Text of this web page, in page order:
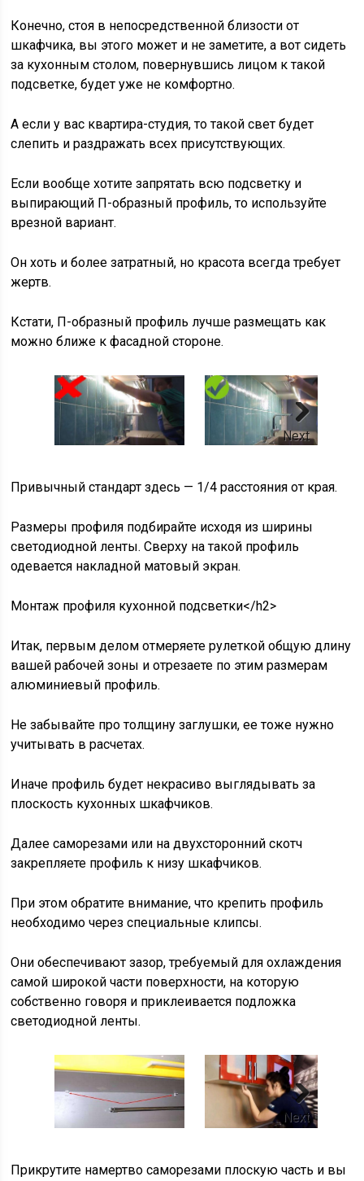
Конечно, стоя в непосредственной близости от
шкафчика, вы этого может и не заметите, а вот сидеть
за кухонным столом, повернувшись лицом к такой
подсветке, будет уже не комфортно.
А если у вас квартира-студия, то такой свет будет
слепить и раздражать всех присутствующих.
Если вообще хотите запрятать всю подсветку и
выпирающий П-образный профиль, то используйте
врезной вариант.
Он хоть и более затратный, но красота всегда требует
жертв.
Кстати, П-образный профиль лучше размещать как
можно ближе к фасадной стороне.
Next
Привычный стандарт здесь — 1/4 расстояния от края.
Размеры профиля подбирайте исходя из ширины
светодиодной ленты. Сверху на такой профиль
одевается накладной матовый экран.
Монтаж профиля кухонной подсветки</h2>
Итак, первым делом отмеряете рулеткой общую длину
вашей рабочей зоны и отрезаете по этим размерам
алюминиевый профиль.
Не забывайте про толщину заглушки, ее тоже нужно
учитывать в расчетах.
Иначе профиль будет некрасиво выглядывать за
плоскость кухонных шкафчиков.
Далее саморезами или на двухсторонний скотч
закрепляете профиль к низу шкафчиков.
При этом обратите внимание, что крепить профиль
необходимо через специальные клипсы.
Они обеспечивают зазор, требуемый для охлаждения
самой широкой части поверхности, на которую
собственно говоря и приклеивается подложка
светодиодной ленты.
Next
Прикрутите намертво саморезами плоскую часть и вы